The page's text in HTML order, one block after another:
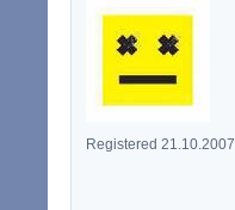
Registered 21.10.2007